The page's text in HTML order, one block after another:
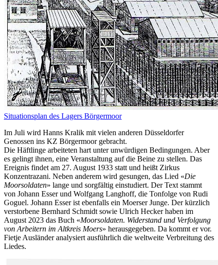
Situationsplan des Lagers Börgermoor
Im Juli wird Hanns Kralik mit vielen anderen Düsseldorfer
Genossen ins KZ Börgermoor gebracht.
Die Häftlinge arbeiteten hart unter unwürdigen Bedingungen. Aber
es gelingt ihnen, eine Veranstaltung auf die Beine zu stellen. Das
Ereignis findet am 27. August 1933 statt und heißt Zirkus
Konzentrazani. Neben anderem wird gesungen, das Lied «Die
Moorsoldaten» lange und sorgfältig einstudiert. Der Text stammt
von Johann Esser und Wolfgang Langhoff, die Tonfolge von Rudi
Goguel. Johann Esser ist ebenfalls ein Moerser Junge. Der kürzlich
verstorbene Bernhard Schmidt sowie Ulrich Hecker haben im
August 2023 das Buch «Moorsoldaten. Widerstand und Verfolgung
von Arbeitern im Altkreis Moers» herausgegeben. Da kommt er vor.
Fietje Ausländer analysiert ausführlich die weltweite Verbreitung des
Liedes.